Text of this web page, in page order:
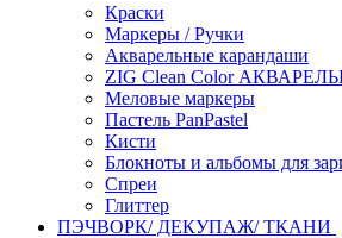
Краски
Маркеры / Ручки
Акварельные карандаши
ZIG Clean Color
Меловые маркеры
Пастель PanPastel
Кисти
Блокноты и альбомы для
Спреи
Глиттер
ПЭЧВОРК/ ДЕКУПАЖ/ ТКАНИ